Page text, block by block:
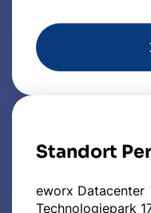
Standort
eworx Datacenter
Technologiepark